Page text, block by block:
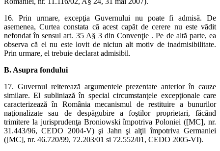
16. Prin urmare, excepţia Guvernului nu poate fi admisă. De
asemenea, Curtea constata că acest capăt de cerere nu este vădit
nefondat în sensul art. 35 A§ 3 din Convenţie . Pe de altă parte, ea
observa că el nu este lovit de niciun alt motiv de inadmisibilitate.
Prin urmare, el trebuie declarat admisibil.
B. Asupra fondului
17. Guvernul reiterează argumentele prezentate anterior în cauze
similare. El subliniază în special circumstanţele excepţionale care
caracterizează în România mecanismul de restituire a bunurilor
naţionalizate sau de despăgubire a foştilor proprietari, făcând
trimitere la jurisprudenţa Broniowski împotriva Poloniei ([MC], nr.
31.443/96, CEDO 2004-V) şi Jahn şi alţii împotriva Germaniei
([MC], nr. 46.720/99, 72.203/01 si 72.552/01, CEDO 2005-VI).